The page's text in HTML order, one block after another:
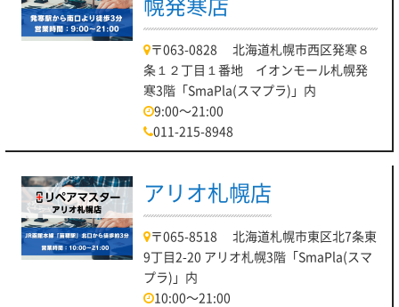
〒063-0828 北海道札幌市西区発寒８
条１２丁目１番地 イオンモール札幌発
寒3階「SmaPla(スマプラ)」内
9:00～21:00
011-215-8948
アリオ札幌店
〒065-8518 北海道札幌市東区北7条東
9丁目2-20 アリオ札幌3階「SmaPla(スマ
プラ)」内
10:00～21:00